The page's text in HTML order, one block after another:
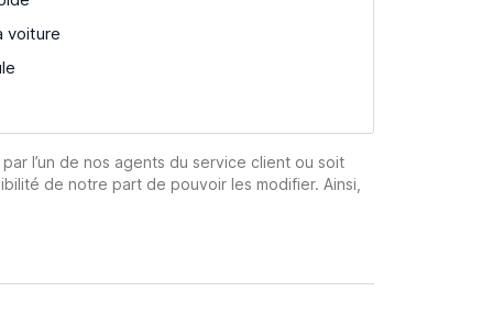
voiture
l’un de nos agents du service client ou soit
de notre part de pouvoir les modifier. Ainsi,